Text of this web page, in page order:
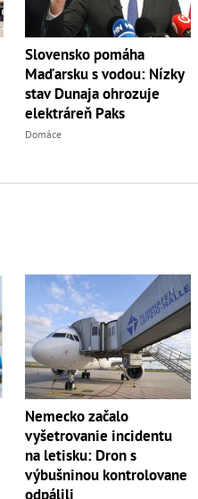
Slovensko pomáha
Maďarsku s vodou: Nízky
stav Dunaja ohrozuje
elektráreň Paks
Domáce
Nemecko začalo
vyšetrovanie incidentu
na letisku: Dron s
výbušninou kontrolovane
odpálili